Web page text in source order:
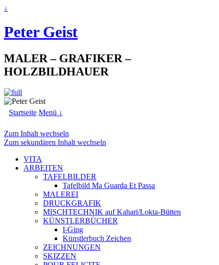
↓
Peter Geist
MALER – GRAFIKER –
HOLZBILDHAUER
Startseite Menü ↓
Zum Inhalt wechseln
Zum sekundären Inhalt wechseln
VITA
ARBEITEN
TAFELBILDER
Tafelbild Ma Guarda Et Passa
MALEREI
DRUCKGRAFIK
MISCHTECHNIK auf Kahari/Lokta-Bütten
KÜNSTLERBÜCHER
I-Ging
Künstlerbuch Zeichen
ZEICHNUNGEN
SKIZZEN